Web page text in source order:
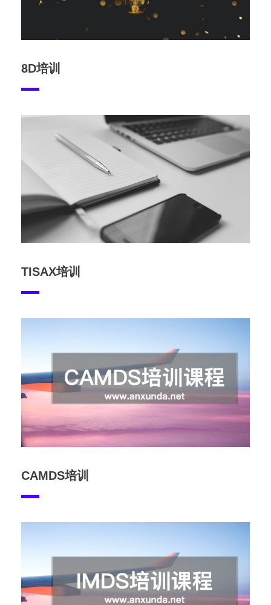
8D培训
TISAX培训
CAMDS培训